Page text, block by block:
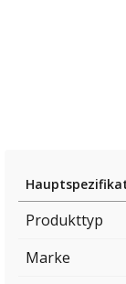
Produkttyp
Marke